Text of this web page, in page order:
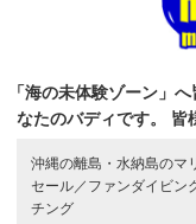
「海の未体験ゾーン」
なたのバディです。
皆
沖縄の離島・水納島のマ
セール／ ファンダイビン
チング